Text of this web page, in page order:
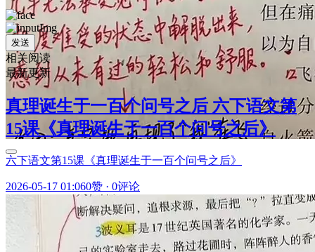
发送
相关阅读
最新更新
真理诞生于一百个问号之后 六下语文第
15课《真理诞生于一百个问号之后》
六下语文第15课《真理诞生于一百个问号之后》
2026-05-17 01:060赞 · 0评论